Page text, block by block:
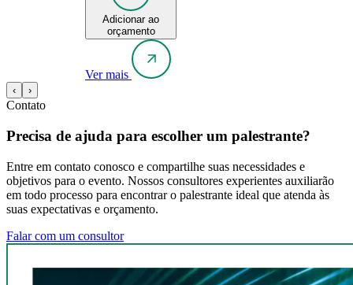
Adicionar ao
orçamento
Ver mais
‹ ›
Contato
Precisa de ajuda para escolher um palestrante?
Entre em contato conosco e compartilhe suas necessidades e
objetivos para o evento. Nossos consultores experientes auxiliarão
em todo processo para encontrar o palestrante ideal que atenda às
suas expectativas e orçamento.
Falar com um consultor